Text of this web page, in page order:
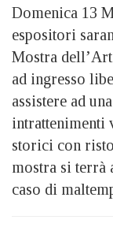
Domenica 13
espositori
Mostra
ad ingresso
assistere ad
intrattenimenti
storici con
mostra si terrà
caso di